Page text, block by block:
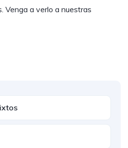
Venga a verlo a nuestras